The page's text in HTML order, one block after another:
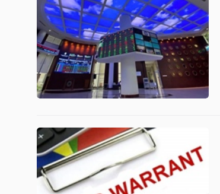
NĂNG
LƯỢNG
LIỆU